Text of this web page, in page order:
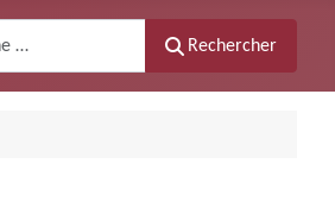
Rechercher